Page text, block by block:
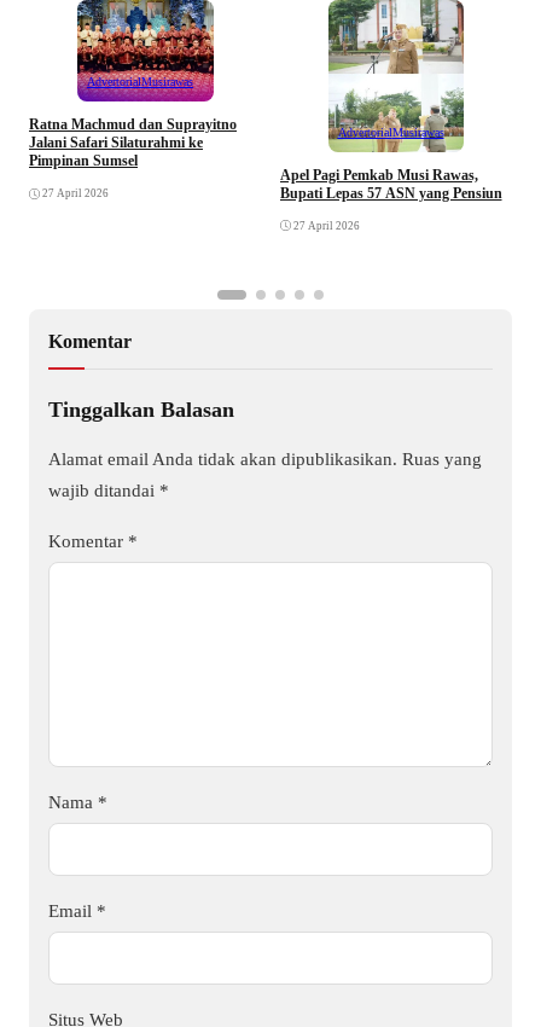
AdvertorialMusirawas
Ratna Machmud dan Suprayitno
Jalani Safari Silaturahmi ke
Pimpinan Sumsel
27 April 2026
AdvertorialMusirawas
Apel Pagi Pemkab Musi Rawas,
Bupati Lepas 57 ASN yang Pensiun
27 April 2026
Komentar
Tinggalkan Balasan
Alamat email Anda tidak akan dipublikasikan. Ruas yang
wajib ditandai *
Komentar *
Nama *
Email *
Situs Web